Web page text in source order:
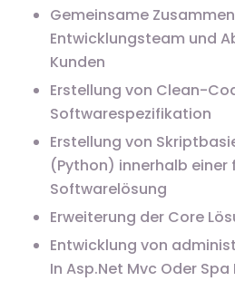
Gemeinsame
Entwicklungsteam und
Kunden
Erstellung von Clean-
Softwarespezifikation
Erstellung von
(Python) innerhalb einer
Softwarelösung
Erweiterung der Core
Entwicklung von
In Asp.Net Mvc Oder Spa